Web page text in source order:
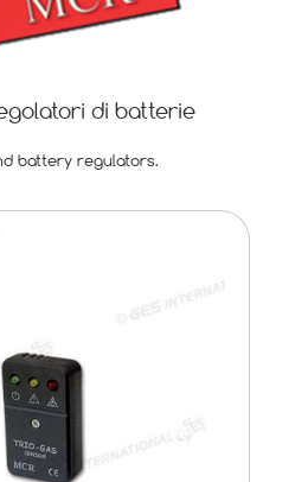
di batterie
battery regulators.